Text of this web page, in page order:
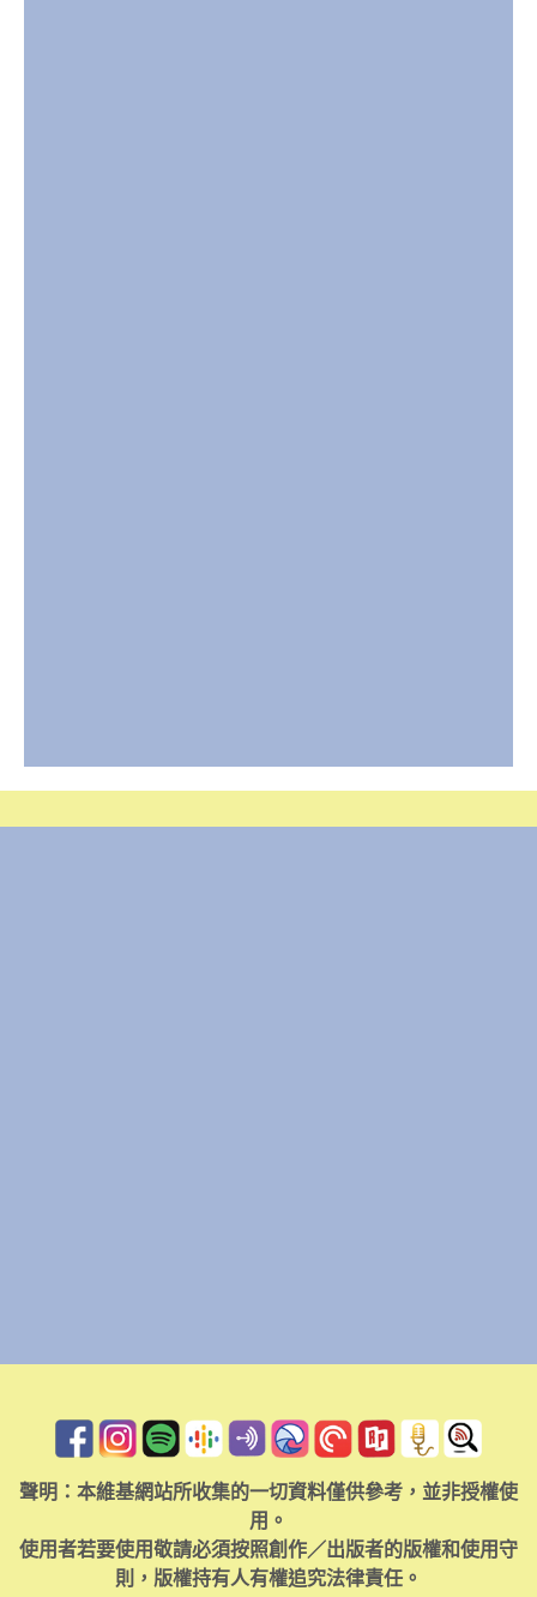
聲明：本維基網站所收集的一切資料僅供參考，並非授權使
用。
使用者若要使用敬請必須按照創作／出版者的版權和使用守
則，版權持有人有權追究法律責任。